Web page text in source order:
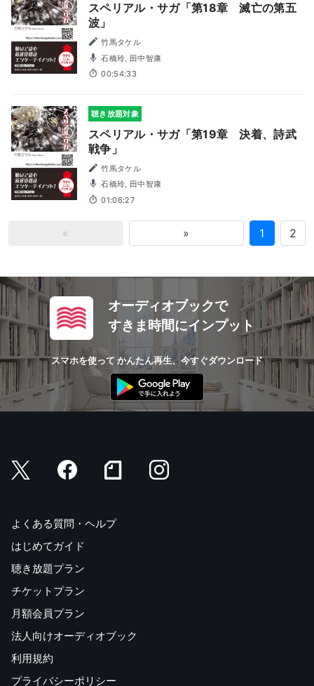
スペリアル・サガ「第18章 滅亡の第五
波」
竹馬タケル
石橋玲, 田中智康
00:54:33
聴き放題対象
スペリアル・サガ「第19章 決着、詩武
戦争」
竹馬タケル
石橋玲, 田中智康
01:06:27
« » 1 2
オーディオブックで
すきま時間にインプット
スマホを使って かんたん再生、今すぐダウンロード
よくある質問・ヘルプ
はじめてガイド
聴き放題プラン
チケットプラン
月額会員プラン
法人向けオーディオブック
利用規約
プライバシーポリシー